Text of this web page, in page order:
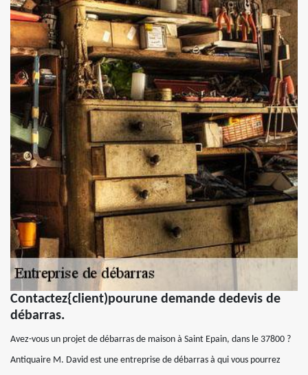
Contactez{client)pourune demande dedevis de
débarras.
Avez-vous un projet de débarras de maison à Saint Epain, dans le 37800 ?
Antiquaire M. David est une entreprise de débarras à qui vous pourrez